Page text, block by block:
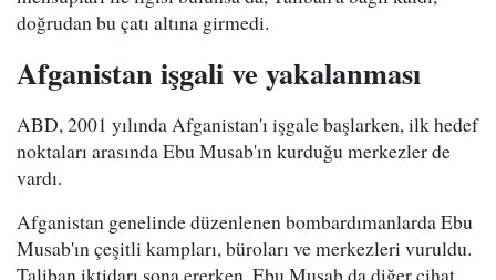
doğrudan bu çatı altına girmedi.
Afganistan işgali ve yakalanması
ABD, 2001 yılında Afganistan'ı işgale başlarken, ilk hedef
noktaları arasında Ebu Musab'ın kurduğu merkezler de
vardı.
Afganistan genelinde düzenlenen bombardımanlarda Ebu
Musab'ın çeşitli kampları, büroları ve merkezleri vuruldu.